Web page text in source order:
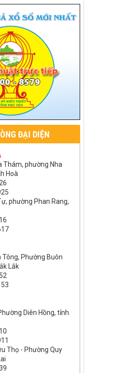
ĐẠI DIỆN
Thám, phường Nha
Hoà
phường Phan Rang,
Tông, Phường Buôn
Lắk
Diên Hồng, tỉnh
Thọ - Phường Quy